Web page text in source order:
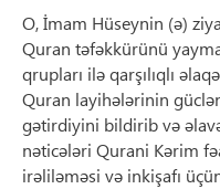
O, İmam Hüseynin (ə)
Quran təfəkkürünü
qrupları ilə qarşılıqlı
Quran layihələrinin
gətirdiyini bildirib və
nəticələri Qurani Kərim
irəliləməsi və inkişafı